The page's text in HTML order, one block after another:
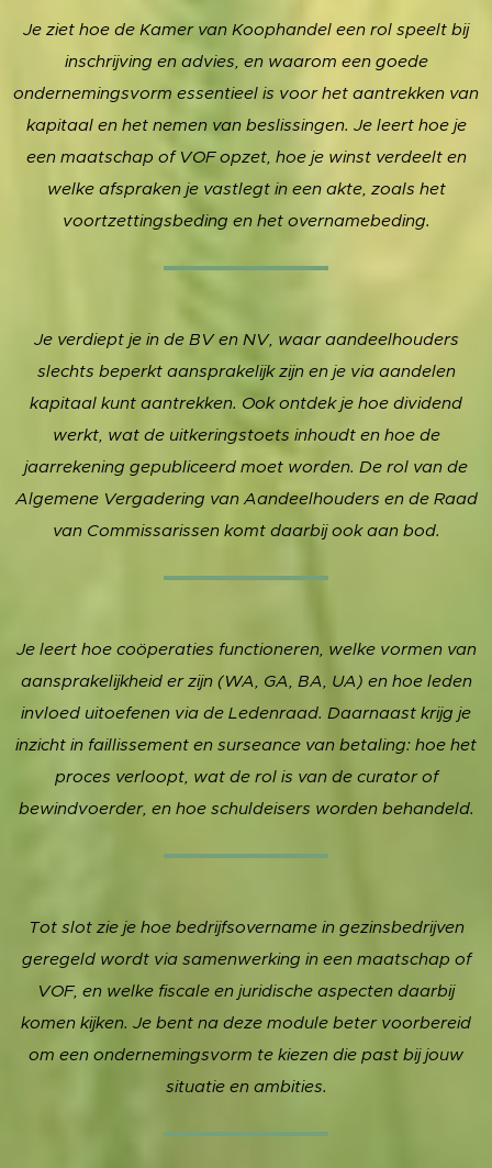
Je ziet hoe de Kamer van Koophandel een rol speelt bij
inschrijving en advies, en waarom een goede
ondernemingsvorm essentieel is voor het aantrekken van
kapitaal en het nemen van beslissingen. Je leert hoe je
een maatschap of VOF opzet, hoe je winst verdeelt en
welke afspraken je vastlegt in een akte, zoals het
voortzettingsbeding en het overnamebeding.
Je verdiept je in de BV en NV, waar aandeelhouders
slechts beperkt aansprakelijk zijn en je via aandelen
kapitaal kunt aantrekken. Ook ontdek je hoe dividend
werkt, wat de uitkeringstoets inhoudt en hoe de
jaarrekening gepubliceerd moet worden. De rol van de
Algemene Vergadering van Aandeelhouders en de Raad
van Commissarissen komt daarbij ook aan bod.
Je leert hoe coöperaties functioneren, welke vormen van
aansprakelijkheid er zijn (WA, GA, BA, UA) en hoe leden
invloed uitoefenen via de Ledenraad. Daarnaast krijg je
inzicht in faillissement en surseance van betaling: hoe het
proces verloopt, wat de rol is van de curator of
bewindvoerder, en hoe schuldeisers worden behandeld.
Tot slot zie je hoe bedrijfsovername in gezinsbedrijven
geregeld wordt via samenwerking in een maatschap of
VOF, en welke fiscale en juridische aspecten daarbij
komen kijken. Je bent na deze module beter voorbereid
om een ondernemingsvorm te kiezen die past bij jouw
situatie en ambities.